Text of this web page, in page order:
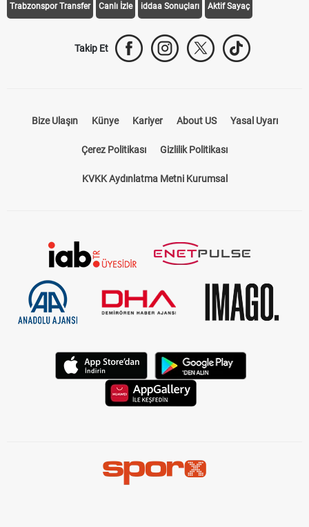
Trabzonspor Transfer Canlı İzle iddaa Sonuçları Aktif Sayaç
Takip Et
Bize Ulaşın Künye Kariyer About US Yasal Uyarı
Çerez Politikası Gizlilik Politikası
KVKK Aydınlatma Metni Kurumsal